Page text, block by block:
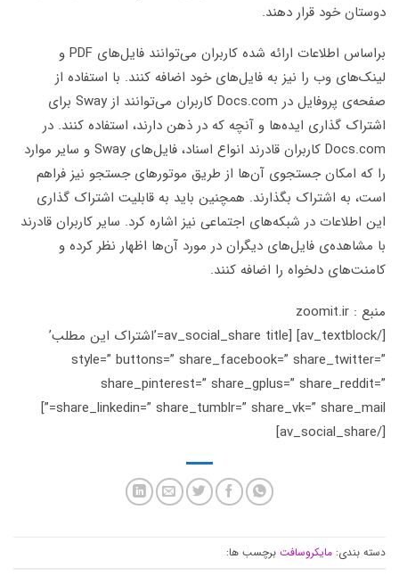
خود قرار دهند.
براساس اطلاعات ارائه شده کاربران می‌توانند فایل‌های PDF و
وب را نیز به فایل‌های خود اضافه کنند. با استفاده از
صفحه‌ی پروفایل در Docs.com کاربران می‌توانند از Sway برای
گذاری ایده‌ها و آنچه که در ذهن دارند، استفاده کنند. در
Docs.com کاربران قادرند انواع اسناد، فایل‌های Sway و سایر موارد
جستجوی آن‌ها از طریق موتورهای جستجو نیز فراهم
اشتراک بگذارند. همچنین باید به قابلیت اشتراک گذاری
در شبکه‌های اجتماعی نیز اشاره کرد. سایر کاربران قادرند
فایل‌های دیگران در مورد آن‌ها اظهار نظر کرده و
دلخواه را اضافه کنند.
[/av_textblock] [av_social_share title=’اشتراک این مطلب’
style=” buttons=” share_facebook=”
share_pinterest=” share_gplus=”
share_linkedin=” share_tumblr=” share_vk=” share_mail=”]
مایکروسافتبرچسب ها: